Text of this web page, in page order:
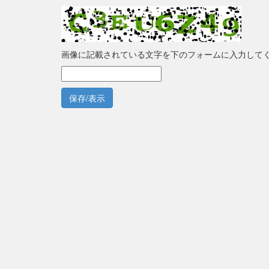
画像に記載されている文字を下のフォームに入力して
保存/表示